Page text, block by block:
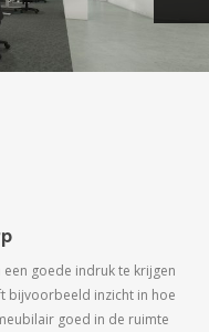
goede indruk te krijgen
bijvoorbeeld inzicht in hoe
goed in de ruimte